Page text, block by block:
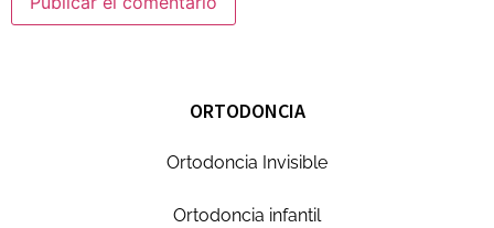
ORTODONCIA
Ortodoncia Invisible
Ortodoncia infantil